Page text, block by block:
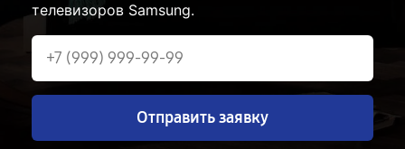
телевизоров Samsung.
Отправить заявку